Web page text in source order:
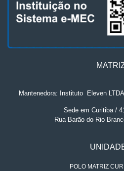
Mantenedora: Instituto. Eleven
Sede em Curitiba /
Rua Barão do Rio
POLO MATRIZ